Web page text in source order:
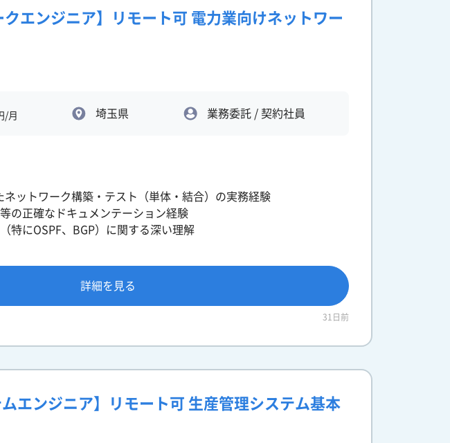
クエンジニア】リモート可 電力業向けネットワー
/月 埼玉県 業務委託 / 契約社員
ネットワーク構築・テスト（単体・結合）の実務経験
の正確なドキュメンテーション経験
特にOSPF、BGP）に関する深い理解
詳細を見る
31日前
エンジニア】リモート可 生産管理システム基本